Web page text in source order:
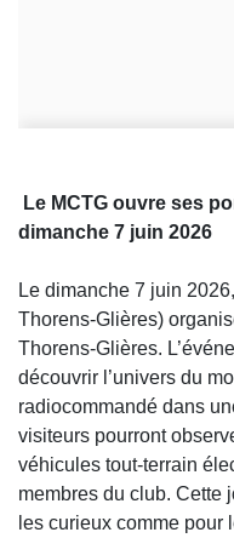
Le MCTG ouvre ses
dimanche 7 juin 2026
Le dimanche 7 juin
Thorens-Glières)
Thorens-Glières.
découvrir l’univers du
radiocommandé dans
visiteurs pourront
véhicules tout-terrain
membres du club. Cette
les curieux comme pour